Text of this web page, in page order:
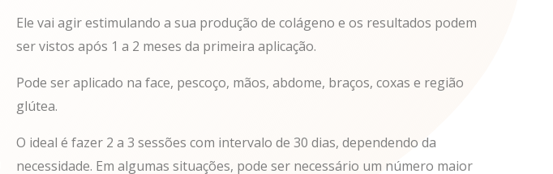
Ele vai agir estimulando a sua produção de colágeno e os resultados podem
ser vistos após 1 a 2 meses da primeira aplicação.
Pode ser aplicado na face, pescoço, mãos, abdome, braços, coxas e região
glútea.
O ideal é fazer 2 a 3 sessões com intervalo de 30 dias, dependendo da
necessidade. Em algumas situações, pode ser necessário um número maior